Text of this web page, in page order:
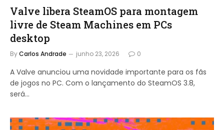
Valve libera SteamOS para montagem
livre de Steam Machines em PCs
desktop
ByCarlos Andrade junho 23, 2026 0
A Valve anunciou uma novidade importante para os fãs
de jogos no PC. Com o lançamento do SteamOS 3.8,
será…